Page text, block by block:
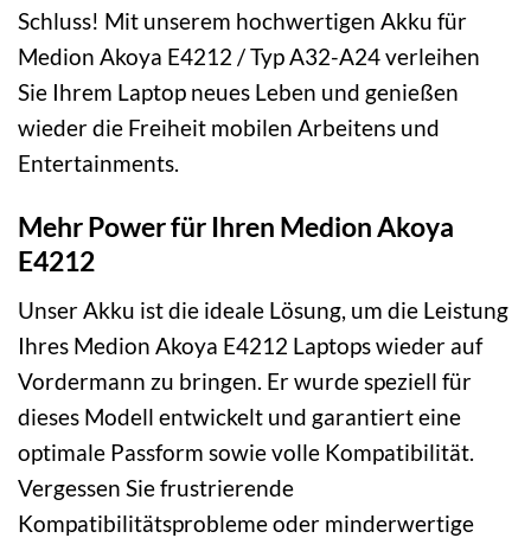
Schluss! Mit unserem hochwertigen Akku für
Medion Akoya E4212 / Typ A32-A24 verleihen
Sie Ihrem Laptop neues Leben und genießen
wieder die Freiheit mobilen Arbeitens und
Entertainments.
Mehr Power für Ihren Medion Akoya
E4212
Unser Akku ist die ideale Lösung, um die Leistung
Ihres Medion Akoya E4212 Laptops wieder auf
Vordermann zu bringen. Er wurde speziell für
dieses Modell entwickelt und garantiert eine
optimale Passform sowie volle Kompatibilität.
Vergessen Sie frustrierende
Kompatibilitätsprobleme oder minderwertige